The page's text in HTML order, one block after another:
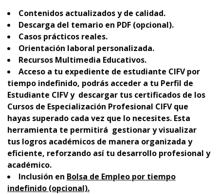
Contenidos actualizados y de calidad.
Descarga del temario en PDF (opcional).
Casos prácticos reales.
Orientación laboral personalizada.
Recursos Multimedia Educativos.
Acceso a tu expediente de estudiante CIFV por
tiempo indefinido, podrás acceder a tu Perfil de
Estudiante CIFV y descargar tus certificados de los
Cursos de Especialización Profesional CIFV que
hayas superado cada vez que lo necesites. Esta
herramienta te permitirá gestionar y visualizar
tus logros académicos de manera organizada y
eficiente, reforzando así tu desarrollo profesional y
académico.
Inclusión en Bolsa de Empleo por tiempo
indefinido (opcional).